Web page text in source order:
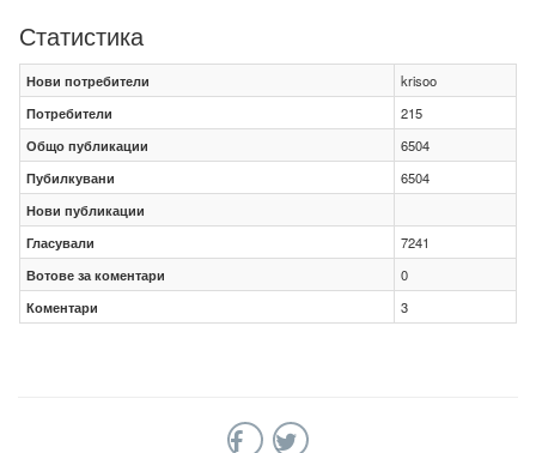
Статистика
Нови потребители
krisoo
Потребители
215
Общо публикации
6504
Пубилкувани
6504
Нови публикации
Гласували
7241
Вотове за коментари
0
Коментари
3